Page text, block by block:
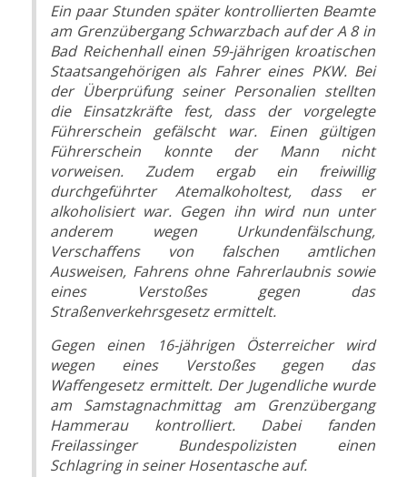
Ein paar Stunden später kontrollierten Beamte
am Grenzübergang Schwarzbach auf der A 8 in
Bad Reichenhall einen 59-jährigen kroatischen
Staatsangehörigen als Fahrer eines PKW. Bei
der Überprüfung seiner Personalien stellten
die Einsatzkräfte fest, dass der vorgelegte
Führerschein gefälscht war. Einen gültigen
Führerschein konnte der Mann nicht
vorweisen. Zudem ergab ein freiwillig
durchgeführter Atemalkoholtest, dass er
alkoholisiert war. Gegen ihn wird nun unter
anderem wegen Urkundenfälschung,
Verschaffens von falschen amtlichen
Ausweisen, Fahrens ohne Fahrerlaubnis sowie
eines Verstoßes gegen das
Straßenverkehrsgesetz ermittelt.
Gegen einen 16-jährigen Österreicher wird
wegen eines Verstoßes gegen das
Waffengesetz ermittelt. Der Jugendliche wurde
am Samstagnachmittag am Grenzübergang
Hammerau kontrolliert. Dabei fanden
Freilassinger Bundespolizisten einen
Schlagring in seiner Hosentasche auf.